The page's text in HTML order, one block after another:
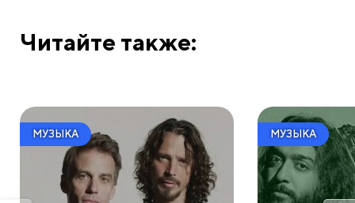
Читайте также:
МУЗЫКА МУЗЫКА